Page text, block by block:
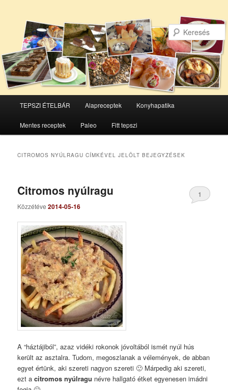
Tovább
az
Tovább
a
TEPSZI ÉTELBÁR Alapreceptek Konyhapatika
Mentes receptek Paleo Fitt tepszi
CITROMOS NYÚLRAGU CÍMKÉVEL JELÖLT BEJEGYZÉSEK
Citromos nyúlragu
Közzétéve2014-05-16
1
A “háztájiból”, azaz vidéki rokonok jóvoltából ismét nyúl hús
került az asztalra. Tudom, megoszlanak a vélemények, de abban
egyet értünk, aki szereti nagyon szereti 🙂 Márpedig aki szereti,
ezt acitromos nyúlragu névre hallgató étket egyenesen imádni